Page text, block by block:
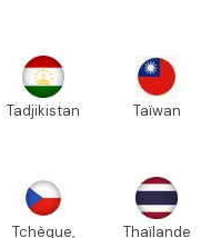
Tadjikistan Taïwan
Tchèque,
Thaïlande